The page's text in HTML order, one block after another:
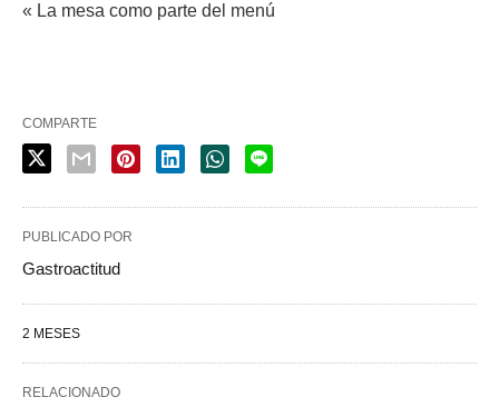
« La mesa como parte del menú
COMPARTE
PUBLICADO POR
Gastroactitud
2 MESES
RELACIONADO